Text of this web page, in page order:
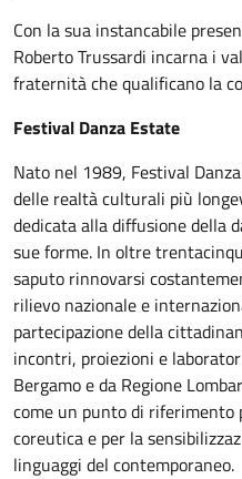
Con la sua instancabile
Roberto Trussardi incarna i
fraternità che qualificano la
Festival Danza Estate
Nato nel 1989, Festival
delle realtà culturali più
dedicata alla diffusione della
sue forme. In oltre
saputo rinnovarsi
rilievo nazionale e
partecipazione della
incontri, proiezioni e
Bergamo e da Regione
come un punto di riferimento
coreutica e per la
linguaggi del contemporaneo.